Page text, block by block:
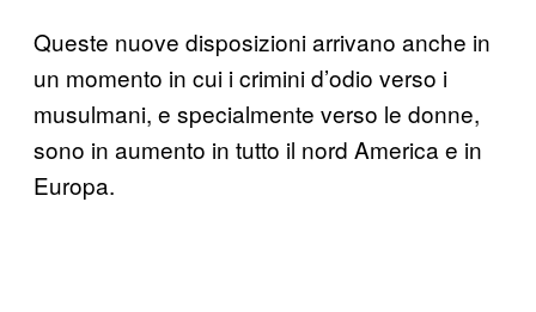
Queste nuove disposizioni arrivano anche in
un momento in cui i crimini d’odio verso i
musulmani, e specialmente verso le donne,
sono in aumento in tutto il nord America e in
Europa.